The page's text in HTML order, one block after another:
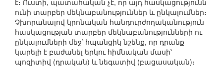
է։ Ուստի, պատահական չէ, որ այդ հասկացությունն
ունի տարբեր մեկնաբանություններ և ընկալումներ։
Չխորանալով կրոնական հանդուրժողականություն
հասկացության տարբեր մեկնաբանությունների ու
ընկալումների մեջ՝ հպանցիկ նշենք, որ դրանք
կարելի է բաժանել երկու հիմնական մասի՝
պոզիտիվ (դրական) և նեգատիվ (բացասական)։